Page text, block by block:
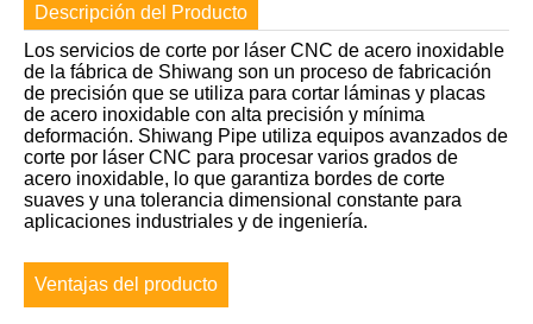
Descripción del Producto
Los servicios de corte por láser CNC de acero inoxidable
de la fábrica de Shiwang son un proceso de fabricación
de precisión que se utiliza para cortar láminas y placas
de acero inoxidable con alta precisión y mínima
deformación. Shiwang Pipe utiliza equipos avanzados de
corte por láser CNC para procesar varios grados de
acero inoxidable, lo que garantiza bordes de corte
suaves y una tolerancia dimensional constante para
aplicaciones industriales y de ingeniería.
Ventajas del producto